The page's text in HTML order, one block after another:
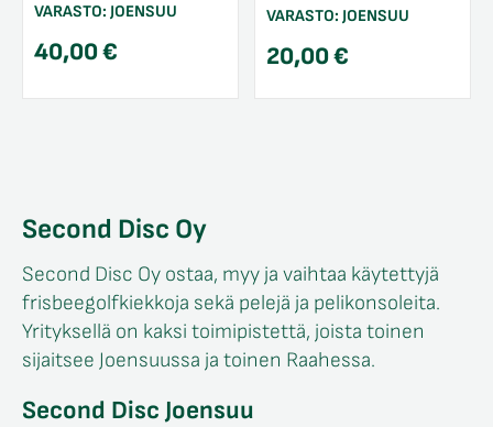
VARASTO: JOENSUU
40,00€
VARASTO: JOENSUU
20,00€
Second Disc Oy
Second Disc Oy ostaa, myy ja vaihtaa käytettyjä
frisbeegolfkiekkoja sekä pelejä ja pelikonsoleita.
Yrityksellä on kaksi toimipistettä, joista toinen
sijaitsee Joensuussa ja toinen Raahessa.
Second Disc Joensuu